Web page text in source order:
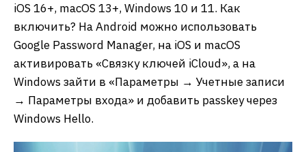
iOS 16+, macOS 13+, Windows 10 и 11. Как
включить? На Android можно использовать
Google Password Manager, на iOS и macOS
активировать «Связку ключей iCloud», а на
Windows зайти в «Параметры → Учетные записи
→ Параметры входа» и добавить passkey через
Windows Hello.